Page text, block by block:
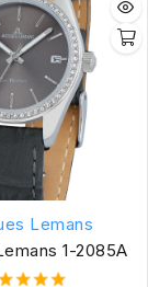
Lemans
1-2085A